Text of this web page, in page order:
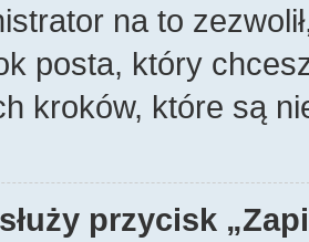
na to
posta, który
kroków, które są
przycisk